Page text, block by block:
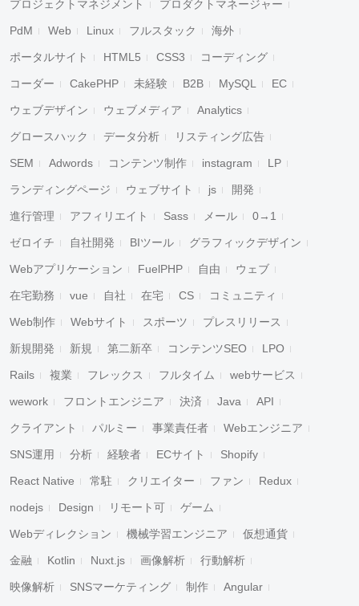
プロジェクトマネジメント プロダクトマネージャー
PdM Web Linux フルスタック 海外
ポータルサイト HTML5 CSS3 コーディング
コーダー CakePHP 未経験 B2B MySQL EC
ウェブデザイン ウェブメディア Analytics
グロースハック データ分析 リスティング広告
SEM Adwords コンテンツ制作 instagram LP
ランディングページ ウェブサイト js 開発
進行管理 アフィリエイト Sass メール 0→1
ゼロイチ 自社開発 BIツール グラフィックデザイン
Webアプリケーション FuelPHP 自由 ウェブ
在宅勤務 vue 自社 在宅 CS コミュニティ
Web制作 Webサイト スポーツ プレスリリース
新規開発 新規 第二新卒 コンテンツSEO LPO
Rails 複業 フレックス フルタイム webサービス
wework フロントエンジニア 決済 Java API
クライアント パルミー 事業責任者 Webエンジニア
SNS運用 分析 経験者 ECサイト Shopify
React Native 常駐 クリエイター ファン Redux
nodejs Design リモート可 ゲーム
Webディレクション 機械学習エンジニア 仮想通貨
金融 Kotlin Nuxt.js 画像解析 行動解析
映像解析 SNSマーケティング 制作 Angular